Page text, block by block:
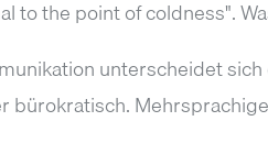
to the point of coldness".
unterscheidet